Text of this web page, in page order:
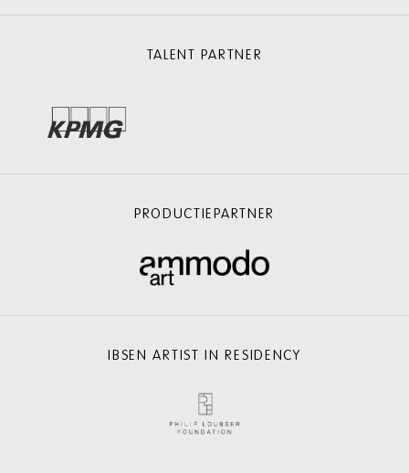
TALENT PARTNER
PRODUCTIEPARTNER
IBSEN ARTIST IN RESIDENCY